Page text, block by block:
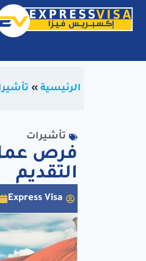
الرئيسية »
تأشيرات
فرص عمل
التقديم
Express Visa